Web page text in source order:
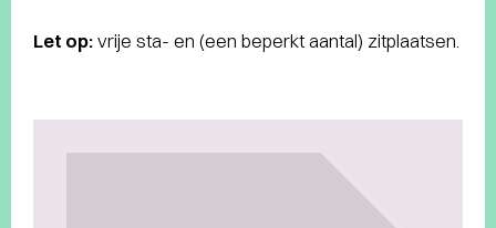
Let op:vrije sta- en (een beperkt aantal) zitplaatsen.